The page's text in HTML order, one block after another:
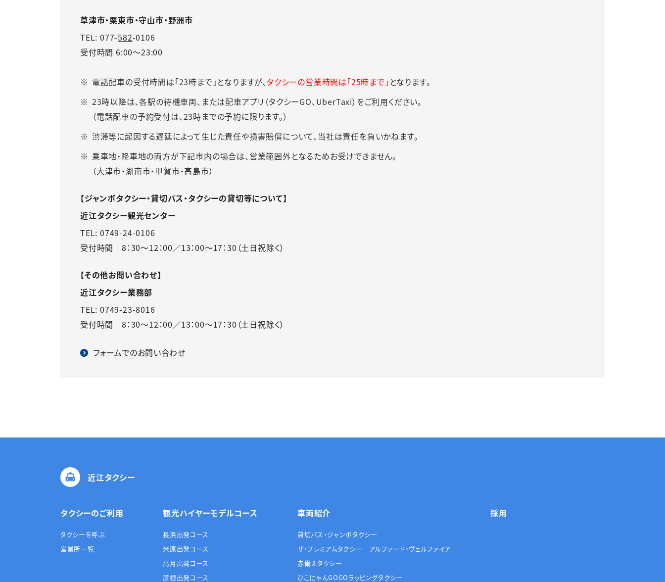
草津市・栗東市・守山市・野洲市
TEL: 077-582-0106
受付時間 6:00～23:00
電話配車の受付時間は「23時まで」となりますが、タクシーの営業時間は「25時まで」 となります。
23時以降は、各駅の待機車両、または配車アプリ（タクシーGO、UberTaxi）をご利用ください。
（電話配車の予約受付は、23時までの予約に限ります。）
渋滞等に起因する遅延によって生じた責任や損害賠償について、当社は責任を負いかねます。
乗車地・降車地の両方が下記市内の場合は、営業範囲外となるためお受けできません。
（大津市・湖南市・甲賀市・高島市）
【ジャンボタクシー・貸切バス・タクシーの貸切等について】
近江タクシー観光センター
TEL: 0749-24-0106
受付時間 8：30～12：00／13：00～17：30（土日祝除く）
【その他お問い合わせ】
近江タクシー業務部
TEL: 0749-23-8016
受付時間 8：30～12：00／13：00～17：30（土日祝除く）
フォームでのお問い合わせ
近江タクシー
タクシーのご利用
タクシーを呼ぶ
営業所一覧
観光ハイヤーモデルコース
長浜出発コース
米原出発コース
高月出発コース
彦根出発コース
車両紹介
貸切バス・ジャンボタクシー
ザ・プレミアムタクシー アルファード・ヴェルファイア
赤備えタクシー
ひこにゃんGOGOラッピングタクシー
採用